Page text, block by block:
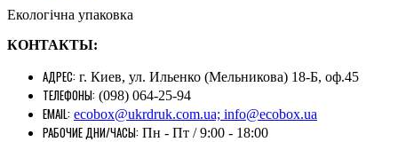
Екологічна упаковка
КОНТАКТЫ:
АДРЕС: г. Киев, ул. Ильенко (Мельникова) 18-Б, оф.45
ТЕЛЕФОНЫ: (098) 064-25-94
EMAIL: ecobox@ukrdruk.com.ua; info@ecobox.ua
РАБОЧИЕ ДНИ/ЧАСЫ: Пн - Пт / 9:00 - 18:00